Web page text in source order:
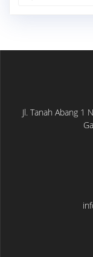
Jl. Tanah Abang 1